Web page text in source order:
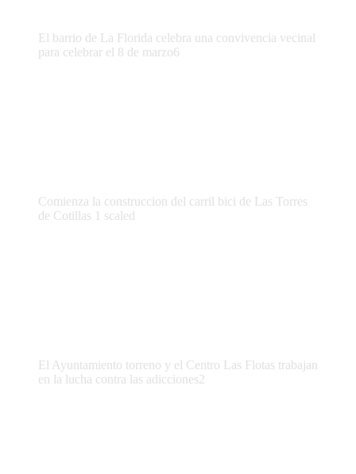
El barrio de La Florida celebra una convivencia vecinal
para celebrar el 8 de marzo6
Comienza la construccion del carril bici de Las Torres
de Cotillas 1 scaled
El Ayuntamiento torreno y el Centro Las Flotas trabajan
en la lucha contra las adicciones2